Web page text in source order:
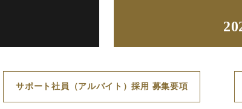
サポート社員（アルバイト）採用 募集要項